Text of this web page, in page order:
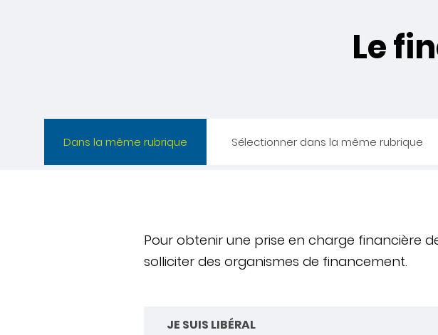
Le
Dans la même rubrique Sélectionner dans la même rubrique
Pour obtenir une prise en charge financière
solliciter des organismes de financement.
JE SUIS LIBÉRAL